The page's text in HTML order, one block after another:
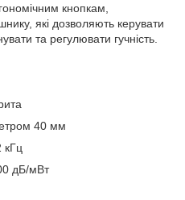
кнопкам,
які дозволяють керувати
та регулювати гучність.
40 мм
кГц
дБ/мВт